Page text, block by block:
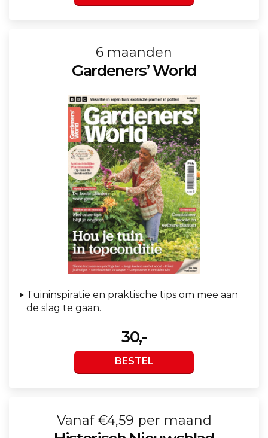
6 maanden
Gardeners’ World
Tuininspiratie en praktische tips om mee aan
de slag te gaan.
30,-
BESTEL
Vanaf €4,59 per maand